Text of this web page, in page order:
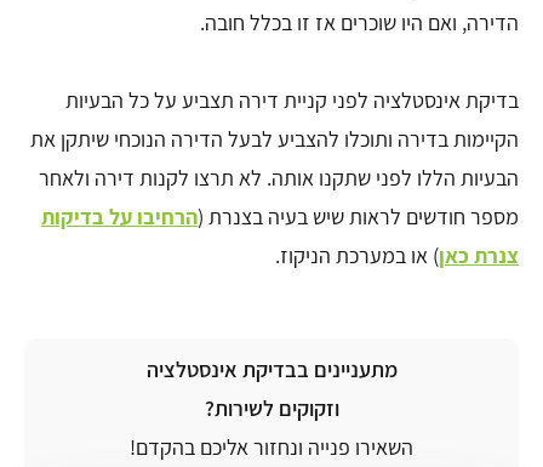
הדירה, ואם היו שוכרים אז זו בכלל חובה.
בדיקת אינסטלציה לפני קניית דירה תצביע על כל הבעיות
הקיימות בדירה ותוכלו להצביע לבעל הדירה הנוכחי שיתקן את
הבעיות הללו לפני שתקנו אותה. לא תרצו לקנות דירה ולאחר
מספר חודשים לראות שיש בעיה בצנרת (הרחיבו על בדיקות
צנרת כאן) או במערכת הניקוז.
מתעניינים בבדיקת אינסטלציה
וזקוקים לשירות?
השאירו פנייה ונחזור אליכם בהקדם!